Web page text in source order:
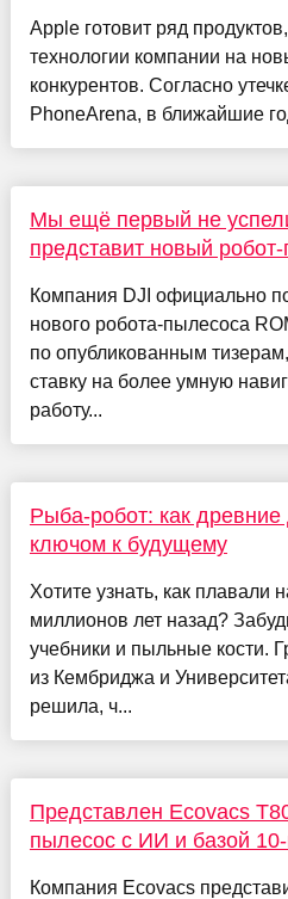
Apple готовит ряд
технологии компании на
конкурентов. Согласно
PhoneArena, в ближайшие
Мы ещё первый не
представит новый
Компания DJI официально
нового робота-пылесоса
по опубликованным
ставку на более умную
работу...
Рыба-робот: как
ключом к будущему
Хотите узнать, как плавали
миллионов лет назад?
учебники и пыльные кости.
из Кембриджа и
решила, ч...
Представлен Ecovacs
пылесос с ИИ и базой
Компания Ecovacs